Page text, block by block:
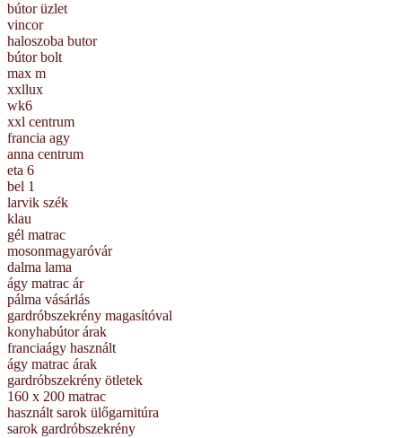
bútor üzlet
vincor
haloszoba butor
bútor bolt
max m
xxllux
wk6
xxl centrum
francia agy
anna centrum
eta 6
bel 1
larvik szék
klau
gél matrac
mosonmagyaróvár
dalma lama
ágy matrac ár
pálma vásárlás
gardróbszekrény magasítóval
konyhabútor árak
franciaágy használt
ágy matrac árak
gardróbszekrény ötletek
160 x 200 matrac
használt sarok ülőgarnitúra
sarok gardróbszekrény